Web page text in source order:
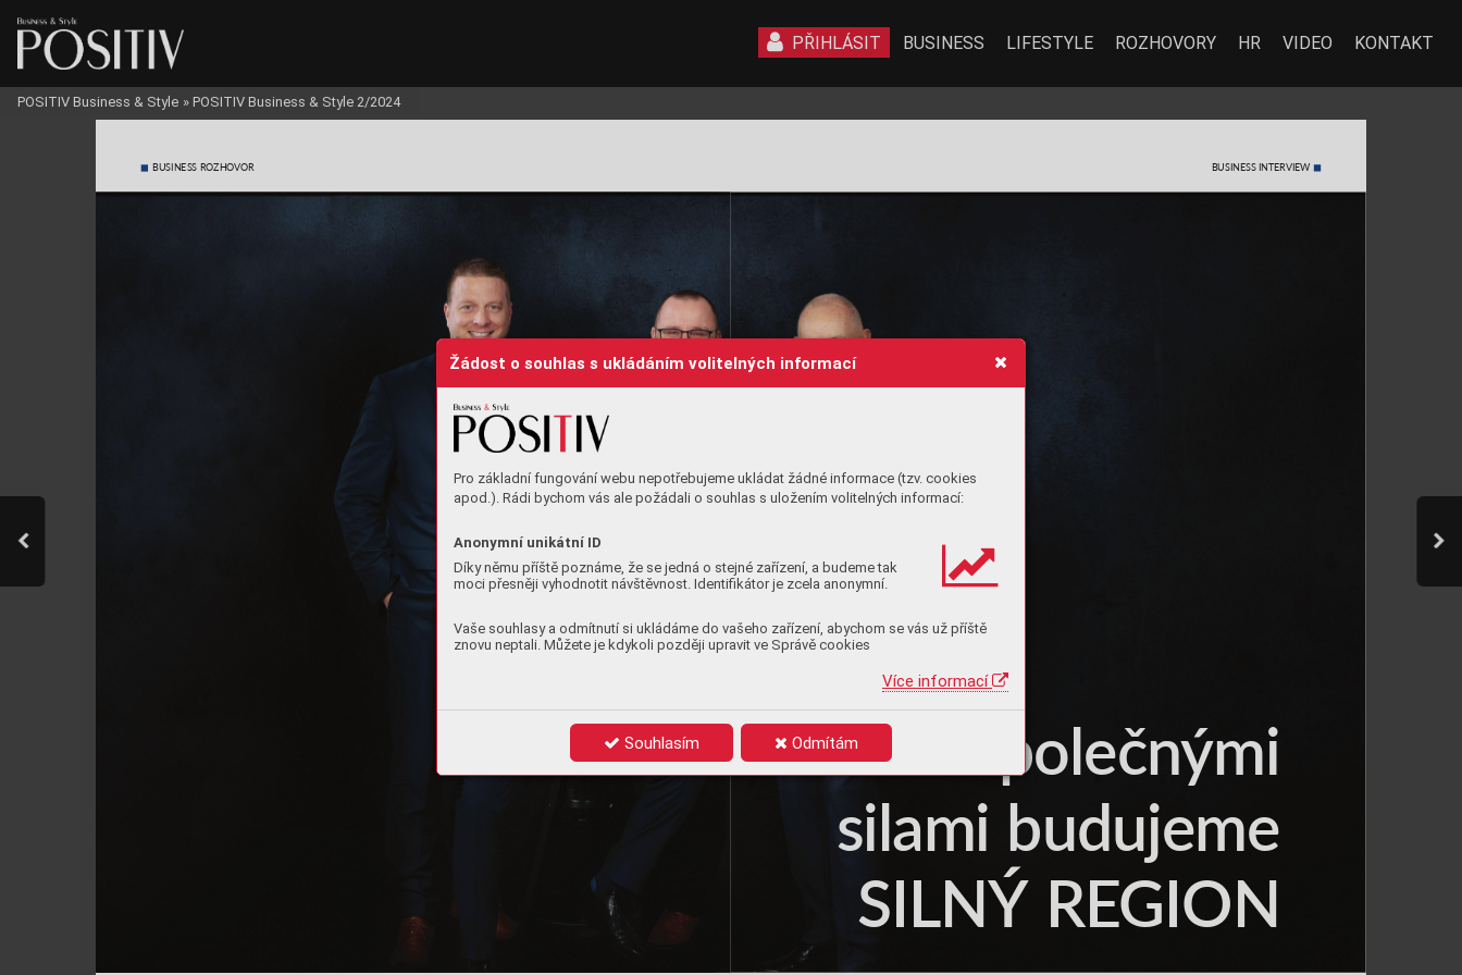
Žádost o souhlas s ukládáním volitelných informací
Pro základní fungování webu nepotřebujeme ukládat žádné informace (tzv. cookies
apod.). Rádi bychom vás ale požádali o souhlas s uložením volitelných informací:
Anonymní unikátní ID
Díky němu příště poznáme, že se jedná o stejné zařízení, a budeme tak
moci přesněji vyhodnotit návštěvnost. Identifikátor je zcela anonymní.
Vaše souhlasy a odmítnutí si ukládáme do vašeho zařízení, abychom se vás už příště
znovu neptali. Můžete je kdykoli později upravit ve Správě cookies
Více informací
Souhlasím Odmítám
BUSINESS ROZHOVOR BUSINESS INTERVIEW
Společnými
silami budujeme
SILNÝ REGION
PŘIHLÁSIT BUSINESS LIFESTYLE ROZHOVORY HR VIDEO KONTAKT
POSITIV Business & Style » POSITIV Business & Style 2/2024